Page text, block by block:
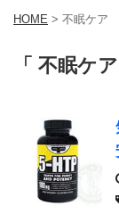
HOME > 不眠ケア
「 不眠ケ